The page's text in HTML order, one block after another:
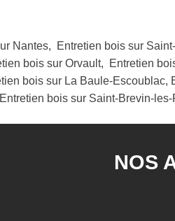
Nantes, Entretien bois sur
bois sur Orvault, Entretien
bois sur La Baule-
bois sur Saint-Brevin-
NOS